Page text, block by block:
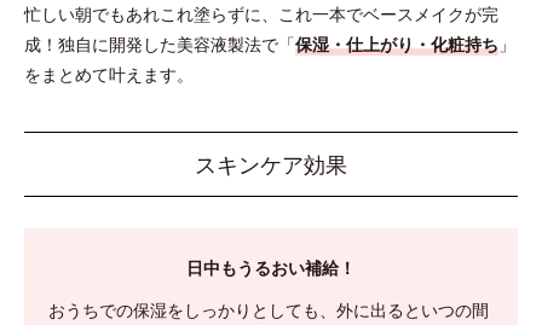
忙しい朝でもあれこれ塗らずに、これ一本でベースメイクが完
成！ 独自に開発した美容液製法で「保湿・仕上がり・化粧持ち 」
をまとめて叶えます。
スキンケア効果
日中もうるおい補給！
おうちでの保湿をしっかりとしても、外に出るといつの間